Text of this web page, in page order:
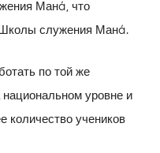
Манá, что
служения Манá.
по той же
уровне и
учеников